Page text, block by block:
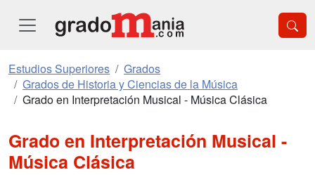
Estudios Superiores
Grados
Grados de Historia y Ciencias de la Música
Grado en Interpretación Musical - Música Clásica
Grado en Interpretación Musical -
Música Clásica